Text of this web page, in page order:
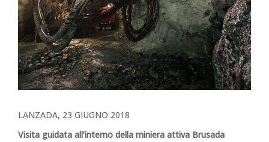
LANZADA, 23 GIUGNO 2018
Visita guidata all’interno della miniera attiva Brusada